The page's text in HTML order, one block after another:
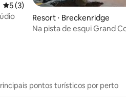
5 de uma avaliação média de 5, 3
5 (3)
Resort ⋅ Breckenridge
Na pista de esqui Grand
pontos turísticos por perto